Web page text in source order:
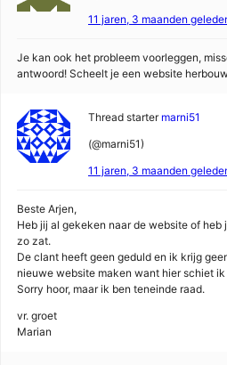
11 jaren, 3 maanden
Je kan ook het probleem voorleggen,
antwoord! Scheelt je een website
Thread starter marni51
(@marni51)
11 jaren, 3 maanden
Beste Arjen,
Heb jij al gekeken naar de website of
zo zat.
De clant heeft geen geduld en ik krijg
nieuwe website maken want hier schiet
Sorry hoor, maar ik ben teneinde raad.
vr. groet
Marian